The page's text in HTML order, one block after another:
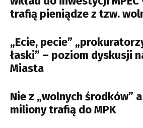
trafią pieniądze z tzw.
„Ecie, pecie”
łaski” – poziom dyskusji
Miasta
Nie z „wolnych środków”
miliony trafią do MPK